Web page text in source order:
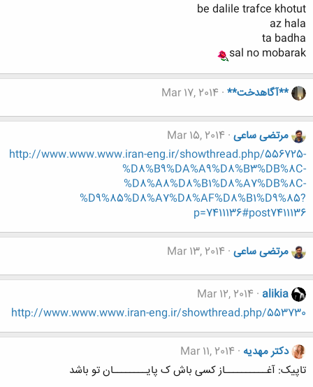
be dalile trafce khotut
az hala
ta badha
sal no mobarak
**آگاهدخت** Mar 17, 2014
مرتضی ساعی Mar 15, 2014
http://www.www.www.iran-eng.ir/showthread.php/556725-
%D8%B9%DA%A9%D8%B3%DB%8C-
%D8%A8%D8%B1%D8%A7%DB%8C-
%D9%85%D8%A7%D8%AF%D8%B1%D9%85?
p=7411136#post7411136
مرتضی ساعی Mar 13, 2014
alikia
Mar 12, 2014
http://www.www.www.iran-eng.ir/showthread.php/553730
دکتر مهدیه Mar 11, 2014
تاپیک: آغــــــــــاز کسی باش ک پایــــــــان تو باشد